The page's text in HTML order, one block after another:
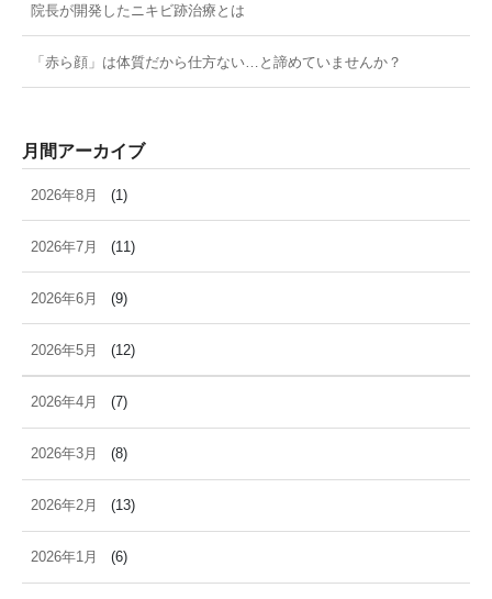
院長が開発したニキビ跡治療とは
「赤ら顔」は体質だから仕方ない…と諦めていませんか？
月間アーカイブ
2026年8月 (1)
2026年7月 (11)
2026年6月 (9)
2026年5月 (12)
2026年4月 (7)
2026年3月 (8)
2026年2月 (13)
2026年1月 (6)